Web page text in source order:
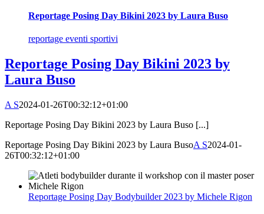
Reportage Posing Day Bikini 2023 by Laura Buso
reportage eventi sportivi
Reportage Posing Day Bikini 2023 by
Laura Buso
A S2024-01-26T00:32:12+01:00
Reportage Posing Day Bikini 2023 by Laura Buso [...]
Reportage Posing Day Bikini 2023 by Laura BusoA S2024-01-
26T00:32:12+01:00
Reportage Posing Day Bodybuilder 2023 by Michele Rigon